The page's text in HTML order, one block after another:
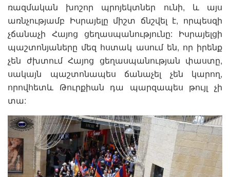
ռազմական խոշոր պրոյեկտներ ունի, և այս
առնչությամբ Իսրայելը միշտ ճնշվել է, որպեսզի
չճանաչի Հայոց ցեղասպանությունը: Իսրայելցի
պաշտոնյաները մեզ հստակ ասում են, որ իրենք
չեն ժխտում Հայոց ցեղասպանության փաստը,
սակայն պաշտոնապես ճանաչել չեն կարող,
որովհետև Թուրքիան դա պարզապես թույլ չի
տա: